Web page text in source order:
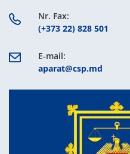
Nr. Fax:
(+373 22) 828 501
E-mail:
aparat@csp.md